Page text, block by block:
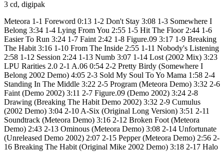
3 cd, digipak
Meteora 1-1 Foreword 0:13 1-2 Don't Stay 3:08 1-3 Somewhere I
Belong 3:34 1-4 Lying From You 2:55 1-5 Hit The Floor 2:44 1-6
Easier To Run 3:24 1-7 Faint 2:42 1-8 Figure.09 3:17 1-9 Breaking
The Habit 3:16 1-10 From The Inside 2:55 1-11 Nobody's Listening
2:58 1-12 Session 2:24 1-13 Numb 3:07 1-14 Lost (2002 Mix) 3:23
LPU Rarities 2.0 2-1 A.06 0:54 2-2 Pretty Birdy (Somewhere I
Belong 2002 Demo) 4:05 2-3 Sold My Soul To Yo Mama 1:58 2-4
Standing In The Middle 3:22 2-5 Program (Meteora Demo) 3:32 2-6
Faint (Demo 2002) 3:11 2-7 Figure.09 (Demo 2002) 3:24 2-8
Drawing (Breaking The Habit Demo 2002) 3:32 2-9 Cumulus
(2002 Demo) 3:04 2-10 A-Six (Original Long Version) 3:51 2-11
Soundtrack (Meteora Demo) 3:16 2-12 Broken Foot (Meteora
Demo) 2:43 2-13 Ominous (Meteora Demo) 3:08 2-14 Unfortunate
(Unreleased Demo 2002) 2:07 2-15 Pepper (Meteora Demo) 2:56 2-
16 Breaking The Habit (Original Mike 2002 Demo) 3:18 2-17 Halo